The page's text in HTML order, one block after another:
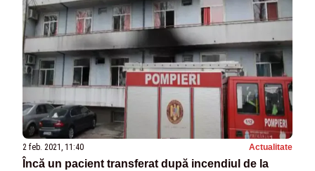
2 feb. 2021, 11:40 Actualitate
Încă un pacient transferat după incendiul de la